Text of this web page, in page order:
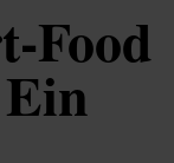
Food